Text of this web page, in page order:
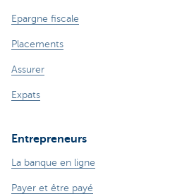
Epargne fiscale
Placements
Assurer
Expats
Entrepreneurs
La banque en ligne
Payer et être payé